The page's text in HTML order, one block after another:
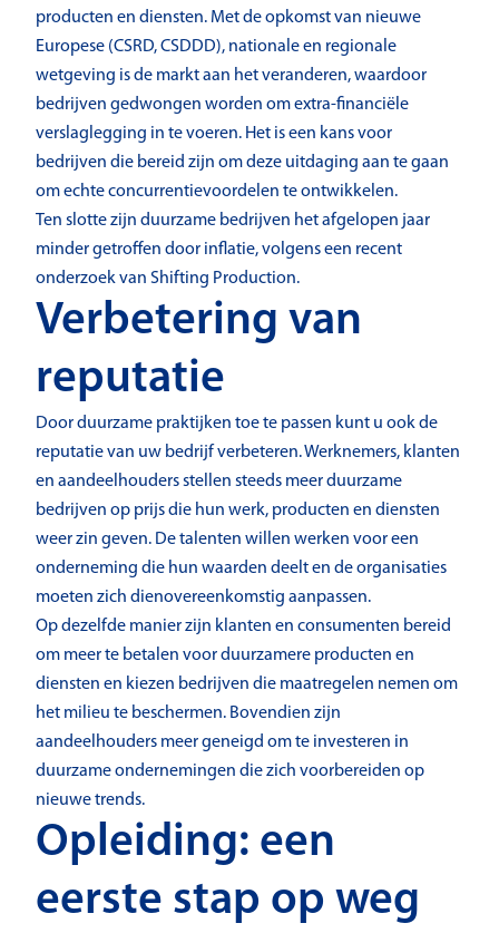
producten en diensten. Met de opkomst van nieuwe
Europese (CSRD, CSDDD), nationale en regionale
wetgeving is de markt aan het veranderen, waardoor
bedrijven gedwongen worden om extra-financiële
verslaglegging in te voeren. Het is een kans voor
bedrijven die bereid zijn om deze uitdaging aan te gaan
om echte concurrentievoordelen te ontwikkelen.
Ten slotte zijn duurzame bedrijven het afgelopen jaar
minder getroffen door inflatie, volgens een recent
onderzoek van Shifting Production.
Verbetering van
reputatie
Door duurzame praktijken toe te passen kunt u ook de
reputatie van uw bedrijf verbeteren. Werknemers, klanten
en aandeelhouders stellen steeds meer duurzame
bedrijven op prijs die hun werk, producten en diensten
weer zin geven. De talenten willen werken voor een
onderneming die hun waarden deelt en de organisaties
moeten zich dienovereenkomstig aanpassen.
Op dezelfde manier zijn klanten en consumenten bereid
om meer te betalen voor duurzamere producten en
diensten en kiezen bedrijven die maatregelen nemen om
het milieu te beschermen. Bovendien zijn
aandeelhouders meer geneigd om te investeren in
duurzame ondernemingen die zich voorbereiden op
nieuwe trends.
Opleiding: een
eerste stap op weg